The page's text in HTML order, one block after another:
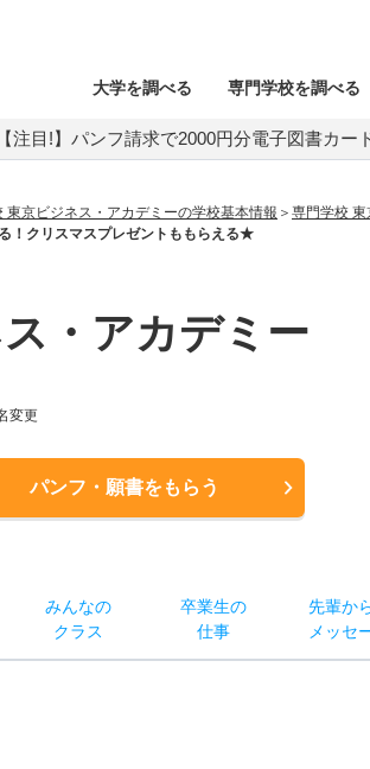
大学を調べる 専門学校を調べる
【注目!】パンフ請求で2000円分電子図書カー
東京ビジネス・アカデミーの学校基本情報
専門学校
！クリスマスプレゼントももらえる★
・アカデミー
変更
パンフ・願書をもらう
みんなの
クラス
卒業生の
仕事
先輩か
メッセ